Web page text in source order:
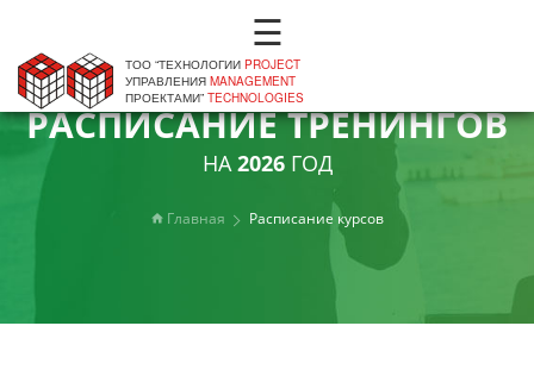
☰
ТОО “ТЕХНОЛОГИИ PROJECT
УПРАВЛЕНИЯ MANAGEMENT
ПРОЕКТАМИ” TECHNOLOGIES
РАСПИСАНИЕ ТРЕНИНГОВ
НА2026ГОД
Главная Расписание курсов